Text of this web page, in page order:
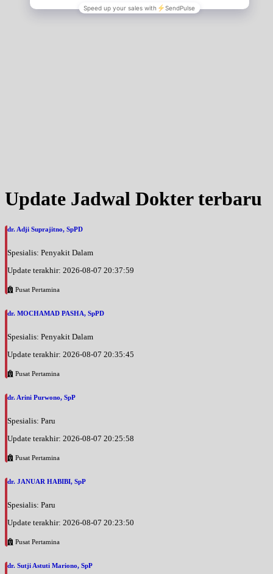
Update Jadwal Dokter terbaru
dr. Adji Suprajitno, SpPD
Spesialis: Penyakit Dalam
Update terakhir: 2026-08-07 20:37:59
Pusat Pertamina
dr. MOCHAMAD PASHA, SpPD
Spesialis: Penyakit Dalam
Update terakhir: 2026-08-07 20:35:45
Pusat Pertamina
dr. Arini Purwono, SpP
Spesialis: Paru
Update terakhir: 2026-08-07 20:25:58
Pusat Pertamina
dr. JANUAR HABIBI, SpP
Spesialis: Paru
Update terakhir: 2026-08-07 20:23:50
Pusat Pertamina
dr. Sutji Astuti Mariono, SpP